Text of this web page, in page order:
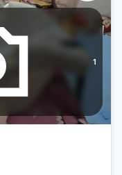
1